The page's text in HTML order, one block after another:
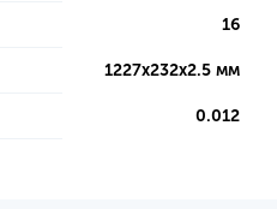
16
1227х232х2.5 мм
0.012